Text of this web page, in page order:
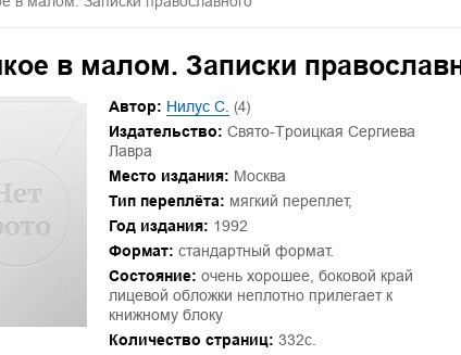
в малом. Записки
Автор: Нилус С. (4)
Издательство: Свято-Троицкая Сергиева
Лавра
Место издания: Москва
Тип переплёта: мягкий переплет,
Год издания: 1992
Формат: стандартный формат.
Состояние: очень хорошее, боковой край
лицевой обложки неплотно прилегает к
книжному блоку
Количество страниц: 332с.